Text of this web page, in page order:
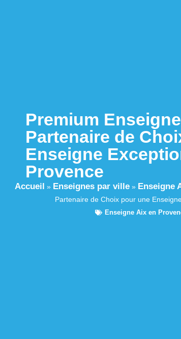
Premium
Partenaire de
Enseigne
Provence
Accueil » Enseignes par ville» Enseigne
Partenaire de Choix pour une
Enseigne Aix en